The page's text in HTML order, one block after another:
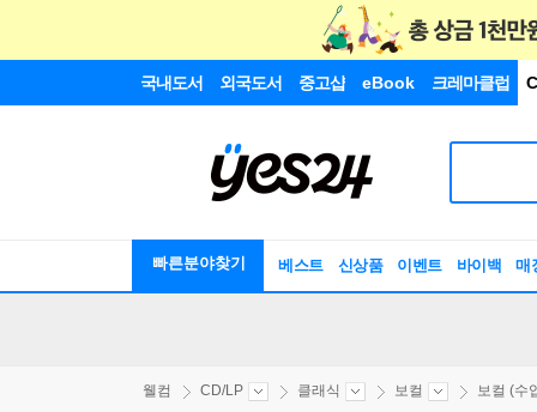
국내도서 외국도서 중고샵 eBook 크레마클럽
빠른분야찾기 베스트 신상품 이벤트 바이백 매
웰컴 CD/LP 클래식 보컬 보컬 (수